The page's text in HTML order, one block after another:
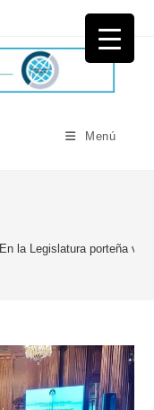
Menú
En la Legislatura porteña